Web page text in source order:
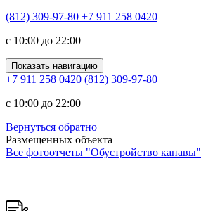
(812) 309-97-80 +7 911 258 0420
c 10:00 до 22:00
Показать навигацию
+7 911 258 0420 (812) 309-97-80
c 10:00 до 22:00
Вернуться обратно
Размещенных объекта
Все фотоотчеты "Обустройство канавы"